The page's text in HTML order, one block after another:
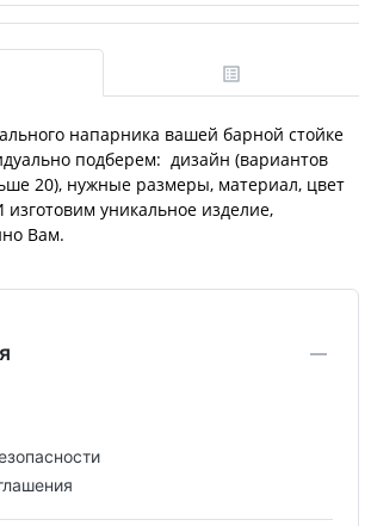
напарника вашей барной стойке
подберем: дизайн (вариантов
20), нужные размеры, материал, цвет
уникальное изделие,
Вам.